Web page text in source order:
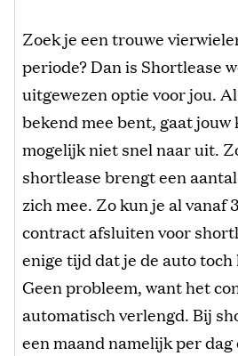
Zoek je een trouwe
periode? Dan is Shortlease
uitgewezen optie voor jou.
bekend mee bent, gaat jouw
mogelijk niet snel naar uit.
shortlease brengt een
zich mee. Zo kun je al vanaf
contract afsluiten voor
enige tijd dat je de auto
Geen probleem, want het
automatisch verlengd. Bij
een maand namelijk per dag